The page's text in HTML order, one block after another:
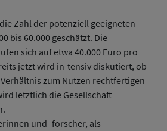
Zahl der potenziell geeigneten
bis 60.000 geschätzt. Die
sich auf etwa 40.000 Euro pro
jetzt wird in-tensiv diskutiert, ob
zum Nutzen rechtfertigen
letztlich die Gesellschaft
und -forscher, als